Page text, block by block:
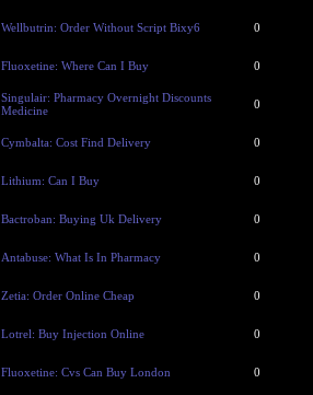
Wellbutrin: Order Without Script Bixy6 0
Fluoxetine: Where Can I Buy 0
Singulair: Pharmacy Overnight Discounts
Medicine
0
Cymbalta: Cost Find Delivery 0
Lithium: Can I Buy 0
Bactroban: Buying Uk Delivery 0
Antabuse: What Is In Pharmacy 0
Zetia: Order Online Cheap 0
Lotrel: Buy Injection Online 0
Fluoxetine: Cvs Can Buy London 0